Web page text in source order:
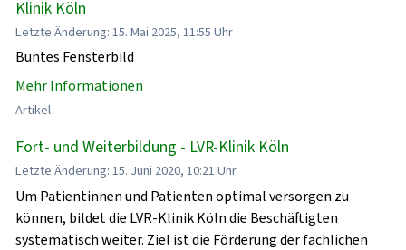
Klinik Köln
Letzte Änderung: 15. Mai 2025, 11:55 Uhr
Buntes Fensterbild
Mehr Informationen
Artikel
Fort- und Weiterbildung - LVR-Klinik Köln
Letzte Änderung: 15. Juni 2020, 10:21 Uhr
Um Patientinnen und Patienten optimal versorgen zu
können, bildet die LVR-Klinik Köln die Beschäftigten
systematisch weiter. Ziel ist die Förderung der fachlichen